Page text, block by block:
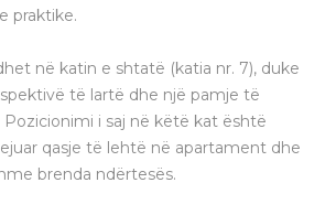
praktike.
në katin e shtatë (katia nr. 7), duke
të lartë dhe një pamje të
i saj në këtë kat është
qasje të lehtë në apartament dhe
brenda ndërtesës.